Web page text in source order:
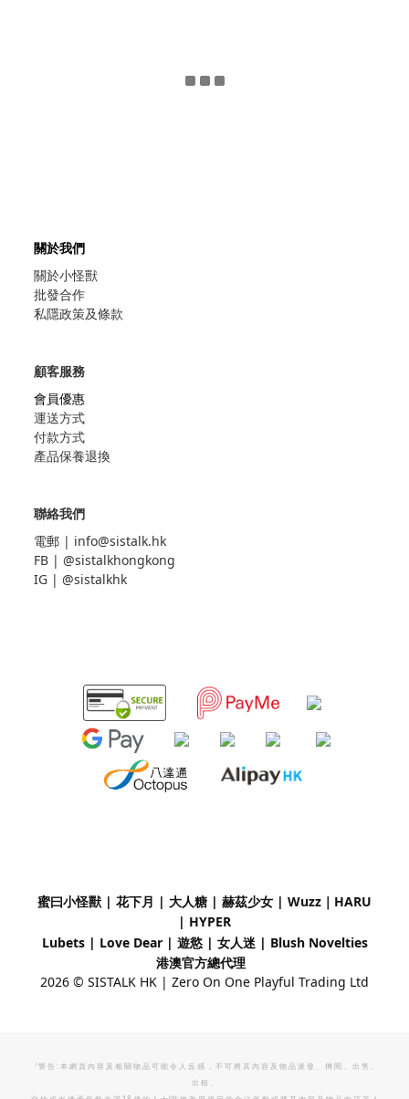
關於我們
關於小怪獸
批發合作
私隱政策及條款
顧客服務
會員優惠
運送方式
付款方式
產品保養退換
聯絡我們
電郵 | info@sistalk.hk
FB | @sistalkhongkong
IG | @sistalkhk
蜜曰小怪獸 | 花下月 | 大人糖 | 赫茲少女 | Wuzz｜ HARU
| HYPER
Lubets | Love Dear | 遊慾 | 女人迷 | Blush Novelties
港澳官方總代理
2026 © SISTALK HK | Zero On One Playful Trading Ltd
『警 告 : 本 網 頁 內 容 及 相 關 物 品 可 能 令 人 反 感 ， 不 可 將 其 內 容 及 物 品 派 發 、 傳 閱 、 出 售 、
出 租 、